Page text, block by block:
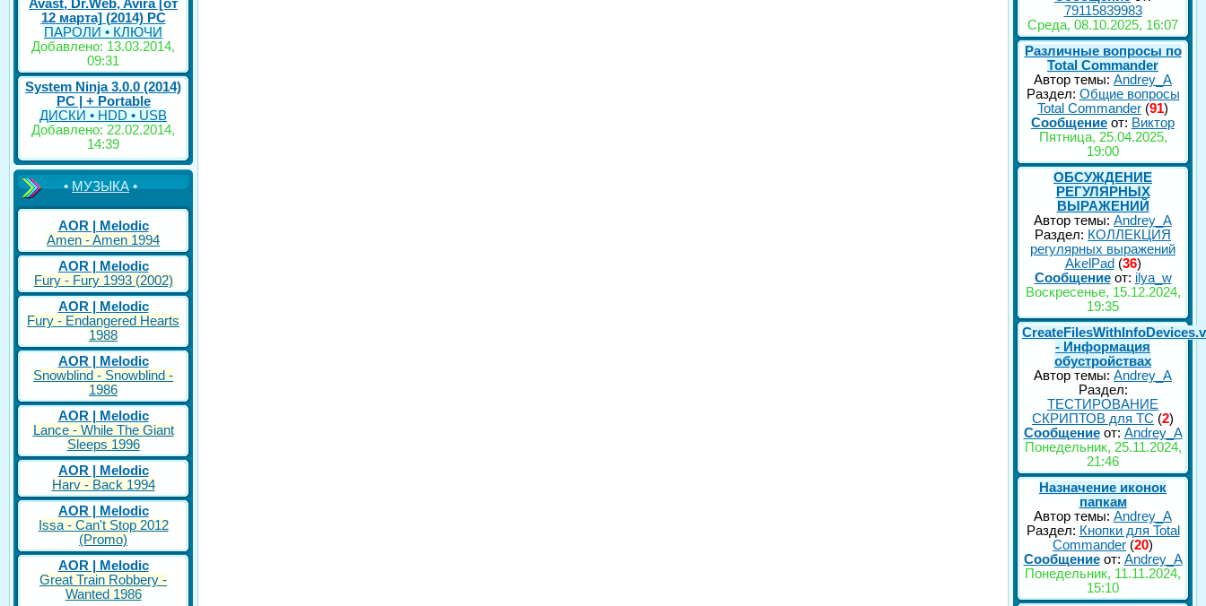
Avast, Dr.Web, Avira [от
12 марта] (2014) PC
ПАРОЛИ • КЛЮЧИ
Добавлено: 13.03.2014,
09:31
System Ninja 3.0.0 (2014)
РС | + Portable
ДИСКИ • HDD • USB
Добавлено: 22.02.2014,
14:39
•МУЗЫКА•
AOR | Melodic
Amen - Amen 1994
AOR | Melodic
Fury - Fury 1993 (2002)
AOR | Melodic
Fury - Endangered Hearts
1988
AOR | Melodic
Snowblind - Snowblind -
1986
AOR | Melodic
Lance - While The Giant
Sleeps 1996
AOR | Melodic
Harv - Back 1994
AOR | Melodic
Issa - Can't Stop 2012
(Promo)
AOR | Melodic
Great Train Robbery -
Wanted 1986
79115839983
Среда, 08.10.2025, 16:07
Различные вопросы по
Total Commander
Автор темы: Andrey_A
Раздел: Общие вопросы
Total Commander (91)
Сообщение от: Виктор
Пятница, 25.04.2025,
19:00
ОБСУЖДЕНИЕ
РЕГУЛЯРНЫХ
ВЫРАЖЕНИЙ
Автор темы: Andrey_A
Раздел: КОЛЛЕКЦИЯ
регулярных выражений
AkelPad (36)
Сообщениеот: ilya_w
Воскресенье, 15.12.2024,
19:35
- Информация
обустройствах
Автор темы: Andrey_A
Раздел:
ТЕСТИРОВАНИЕ
СКРИПТОВ для TC (2)
Сообщениеот: Andrey_A
Понедельник, 25.11.2024,
21:46
Назначение иконок
папкам
Автор темы: Andrey_A
Раздел: Кнопки для Total
Commander (20)
Сообщениеот: Andrey_A
Понедельник, 11.11.2024,
15:10